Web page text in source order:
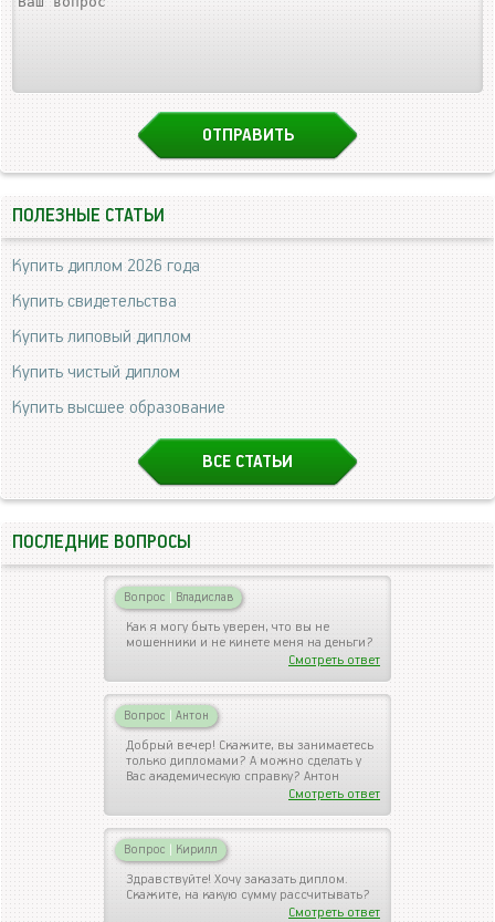
ПОЛЕЗНЫЕ СТАТЬИ
Купить диплом 2026 года
Купить свидетельства
Купить липовый диплом
Купить чистый диплом
Купить высшее образование
ВСЕ СТАТЬИ
ПОСЛЕДНИЕ ВОПРОСЫ
Вопрос | Владислав
Как я могу быть уверен, что вы не
мошенники и не кинете меня на деньги?
Смотреть ответ
Вопрос | Антон
Добрый вечер! Скажите, вы занимаетесь
только дипломами? А можно сделать у
Вас академическую справку? Антон
Смотреть ответ
Вопрос | Кирилл
Здравствуйте! Хочу заказать диплом.
Скажите, на какую сумму рассчитывать?
Смотреть ответ